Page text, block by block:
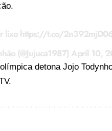
lixo https://t.co/
(@Jujuca1987) April 10,
detona Jojo
.